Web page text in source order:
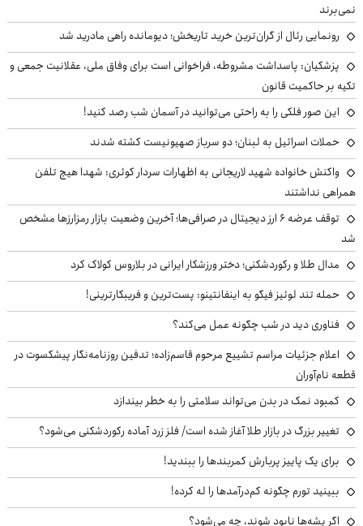
نمی‌برند
رونمایی رئال از گران‌ترین خرید تاریخش؛ دیومانده راهی مادرید شد
پزشکیان: پاسداشت مشروطه، فراخوانی است برای وفاق ملی، عقلانیت جمعی و
تکیه بر حاکمیت قانون
این صور فلکی را به راحتی می‌توانید در آسمان شب رصد کنید!
حملات اسرائیل به لبنان؛ دو سرباز صهیونیست کشته شدند
واکنش خانواده شهید لاریجانی به اظهارات سردار کوثری: شهدا هیچ تلفن
همراهی نداشتند
توقف عرضه ۶ ارز دیجیتال در صرافی‌ها؛ آخرین وضعیت بازار رمزارزها مشخص
شد
مدال طلا و رکوردشکنی؛ دختر ورزشکار ایرانی در بلاروس کولاک کرد
حمله تند لوئیز فیگو به اینفانتینو: پست‌ترین و فریبکارترینی!
فناوری دید در شب چگونه عمل می‌کند؟
اعلام جزئیات مراسم تشییع مرحوم قاسم‌زاده؛ تدفین روزنامه‌نگار پیشکسوت در
قطعه نام‌آوران
کمبود نمک در بدن می‌تواند سلامتی را به خطر بیندازد
تغییر بزرگ در بازار طلا آغاز شده است/ فلز زرد آماده رکوردشکنی می‌شود؟
برای یک پاییز پربارش کمربندها را ببندید!
ببینید تورم چگونه کم‌درآمدها را له کرده!
اگر پشه‌ها نابود شوند، چه می‌شود؟